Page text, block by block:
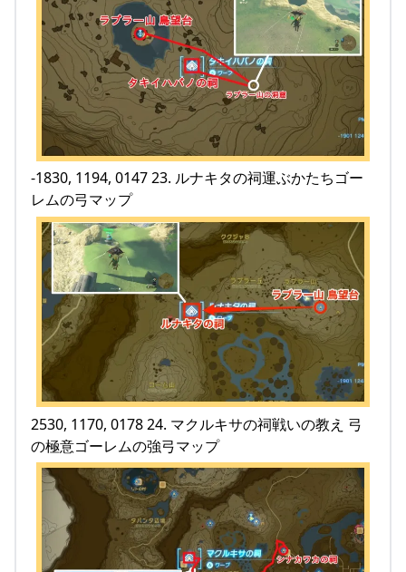
-1830, 1194, 0147 23. ルナキタの祠運ぶかたちゴー
レムの弓マップ
2530, 1170, 0178 24. マクルキサの祠戦いの教え 弓
の極意ゴーレムの強弓マップ